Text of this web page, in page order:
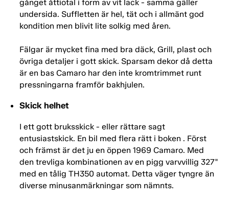
gånget åttiotal i form av vit lack - samma gäller
undersida. Suffletten är hel, tät och i allmänt god
kondition men blivit lite solkig med åren.
Fälgar är mycket fina med bra däck, Grill, plast och
övriga detaljer i gott skick. Sparsam dekor då detta
är en bas Camaro har den inte kromtrimmet runt
pressningarna framför bakhjulen.
Skick helhet
I ett gott bruksskick - eller rättare sagt
entusiastskick. En bil med flera rätt i boken . Först
och främst är det ju en öppen 1969 Camaro. Med
den trevliga kombinationen av en pigg varvvillig 327"
med en tålig TH350 automat. Detta väger tyngre än
diverse minusanmärkningar som nämnts.